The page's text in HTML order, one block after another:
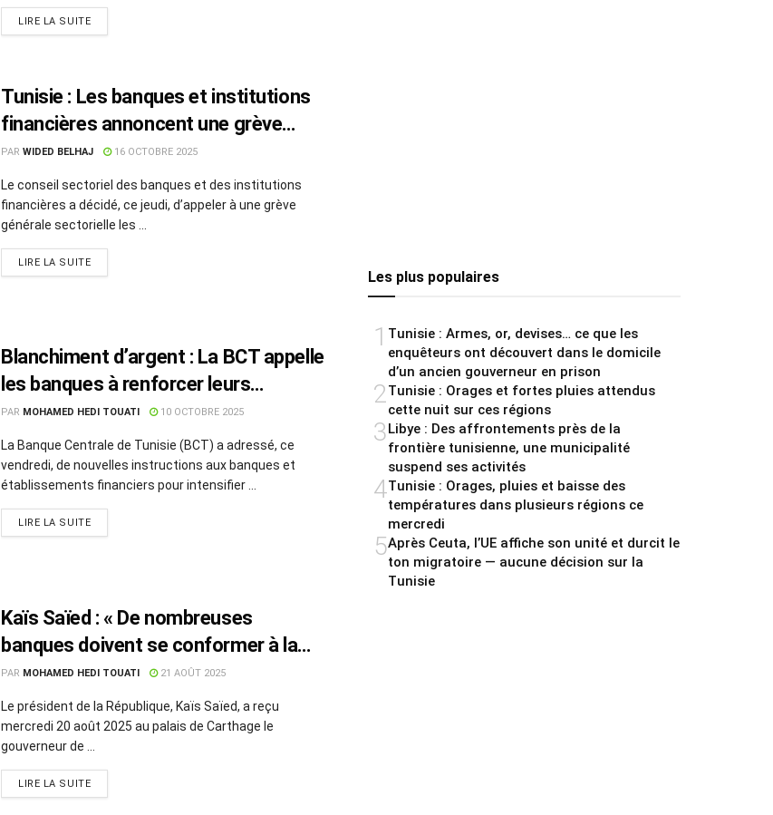
LIRE LA SUITE
Tunisie : Les banques et institutions
financières annoncent une grève
générale
PAR WIDED BELHAJ 16 OCTOBRE 2025
Le conseil sectoriel des banques et des institutions
financières a décidé, ce jeudi, d’appeler à une grève
générale sectorielle les ...
LIRE LA SUITE
Blanchiment d’argent : La BCT appelle
les banques à renforcer leurs
dispositifs de vigilance
PAR MOHAMED HEDI TOUATI 10 OCTOBRE 2025
La Banque Centrale de Tunisie (BCT) a adressé, ce
vendredi, de nouvelles instructions aux banques et
établissements financiers pour intensifier ...
LIRE LA SUITE
Kaïs Saïed : « De nombreuses
banques doivent se conformer à la
politique de l’État »
PAR MOHAMED HEDI TOUATI 21 AOÛT 2025
Le président de la République, Kaïs Saïed, a reçu
mercredi 20 août 2025 au palais de Carthage le
gouverneur de ...
LIRE LA SUITE
Les plus populaires
1 Tunisie : Armes, or, devises… ce que les
enquêteurs ont découvert dans le domicile
d’un ancien gouverneur en prison
2Tunisie : Orages et fortes pluies attendus
cette nuit sur ces régions
3Libye : Des affrontements près de la
frontière tunisienne, une municipalité
suspend ses activités
4Tunisie : Orages, pluies et baisse des
températures dans plusieurs régions ce
mercredi
5Après Ceuta, l’UE affiche son unité et durcit le
ton migratoire — aucune décision sur la
Tunisie